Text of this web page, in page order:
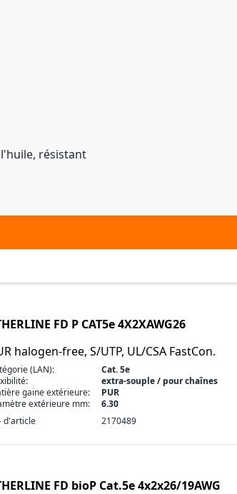
résistant
FD P CAT5e 4X2XAWG26
halogen-free, S/UTP, UL/CSA FastCon.
(LAN):
Cat. 5e
extra-souple / pour chaînes
gaine extérieure:
PUR
extérieure mm:
6.30
d'article
2170489
FD bioP Cat.5e 4x2x26/19AWG